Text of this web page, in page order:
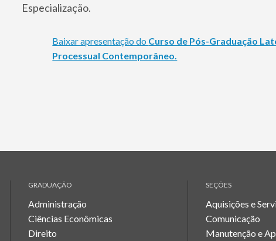
Especialização.
Baixar apresentação do Curso de Pós-Graduação
Processual Contemporâneo.
GRADUAÇÃO
Administração
Ciências Econômicas
Direito
SEÇÕES
Aquisições e
Comunicação
Manutenção e